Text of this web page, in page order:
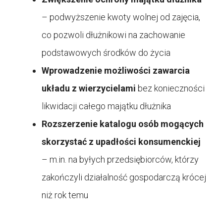
– podwyższenie kwoty wolnej od zajęcia,
co pozwoli dłużnikowi na zachowanie
podstawowych środków do życia
Wprowadzenie możliwości zawarcia
układu z wierzycielami bez konieczności
likwidacji całego majątku dłużnika
Rozszerzenie katalogu osób mogących
skorzystać z upadłości konsumenckiej
– m.in. na byłych przedsiębiorców, którzy
zakończyli działalność gospodarczą krócej
niż rok temu